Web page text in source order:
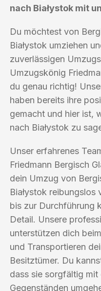
nach Białystok mit
Du möchtest von
Białystok umziehen
zuverlässigen
Umzugskönig
du genau richtig!
haben bereits ihre
gemacht und hier ist,
nach Białystok zu
Unser erfahrenes
Friedmann Bergisch
dein Umzug von
Białystok reibungslos
bis zur Durchführung
Detail. Unsere
unterstützen dich
und Transportieren
Besitztümer. Du
dass sie sorgfältig mit
Gegenständen